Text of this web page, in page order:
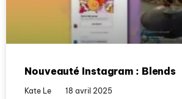
Nouveauté Instagram : Blends
Kate Le 18 avril 2025